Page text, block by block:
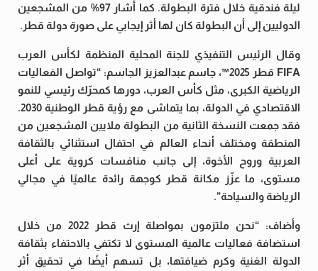
ليلة فندقية خلال فترة البطولة. كما أشار 97% من المشجعين
الدوليين إلى أن البطولة كان لها أثر إيجابي على صورة دولة قطر.
وقال الرئيس التنفيذي للجنة المحلية المنظمة لكأس العرب
FIFA قطر 2025™️، جاسم عبدالعزيز الجاسم: “تواصل الفعاليات
الرياضية الكبرى، مثل كأس العرب، دورها كمحرّك رئيسي للنمو
الاقتصادي في الدولة، بما يتماشى مع رؤية قطر الوطنية 2030.
فقد جمعت النسخة الثانية من البطولة ملايين المشجعين من
المنطقة ومختلف أنحاء العالم في احتفال استثنائي بالثقافة
العربية وروح الأخوة، إلى جانب منافسات كروية على أعلى
مستوى، ما عزّز مكانة قطر كوجهة رائدة عالميًا في مجالي
الرياضة والسياحة”.
وأضاف: “نحن ملتزمون بمواصلة إرث قطر 2022 من خلال
استضافة فعاليات عالمية المستوى لا تكتفي بالاحتفاء بثقافة
الدولة الغنية وكرم ضيافتها، بل تسهم أيضًا في تحقيق أثر